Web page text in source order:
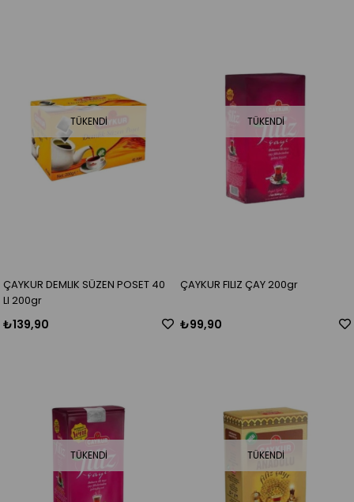
TÜKENDI
ÇAYKUR DEMLIK SÜZEN POSET 40
LI 200gr
₺139,90
TÜKENDI
ÇAYKUR FILIZ ÇAY 200gr
₺99,90
TÜKENDI TÜKENDI